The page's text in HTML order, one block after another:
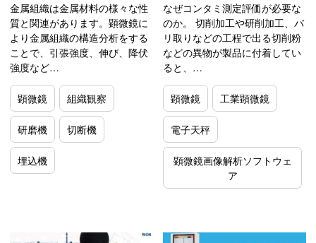
金属組織は金属材料の様々な性
質と関連があります。顕微鏡に
より金属組織の構造分析をする
ことで、引張強度、伸び、降伏
強度など…
顕微鏡 組織観察
研磨機 切断機
埋込機
なぜコンタミ測定評価が必要な
のか。 切削加工や研削加工、バ
リ取りなどの工程で出る切削粉
などの異物が製品に付着してい
ると、…
顕微鏡 工業顕微鏡
電子天秤
顕微鏡画像解析ソフトウェ
ア